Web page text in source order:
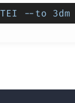
--to 3dm